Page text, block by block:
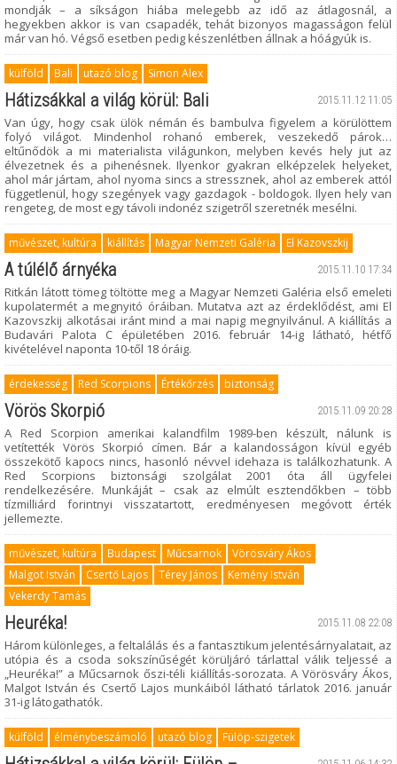
mondják – a síkságon hiába melegebb az idő az átlagosnál, a
hegyekben akkor is van csapadék, tehát bizonyos magasságon felül
már van hó. Végső esetben pedig készenlétben állnak a hóágyúk is.
külföld Bali utazó blog Simon Alex
2015.11.12 11:05
Hátizsákkal a világ körül: Bali
Van úgy, hogy csak ülök némán és bambulva figyelem a körülöttem
folyó világot. Mindenhol rohanó emberek, veszekedő párok…
eltűnődök a mi materialista világunkon, melyben kevés hely jut az
élvezetnek és a pihenésnek. Ilyenkor gyakran elképzelek helyeket,
ahol már jártam, ahol nyoma sincs a stressznek, ahol az emberek attól
függetlenül, hogy szegények vagy gazdagok - boldogok. Ilyen hely van
rengeteg, de most egy távoli indonéz szigetről szeretnék mesélni.
művészet, kultúra kiállítás Magyar Nemzeti Galéria El Kazovszkij
2015.11.10 17:34
A túlélő árnyéka
Ritkán látott tömeg töltötte meg a Magyar Nemzeti Galéria első emeleti
kupolatermét a megnyitó óráiban. Mutatva azt az érdeklődést, ami El
Kazovszkij alkotásai iránt mind a mai napig megnyilvánul. A kiállítás a
Budavári Palota C épületében 2016. február 14-ig látható, hétfő
kivételével naponta 10-től 18 óráig.
érdekesség Red Scorpions Értékőrzés biztonság
2015.11.09 20:28
Vörös Skorpió
A Red Scorpion amerikai kalandfilm 1989-ben készült, nálunk is
vetítették Vörös Skorpió címen. Bár a kalandosságon kívül egyéb
összekötő kapocs nincs, hasonló névvel idehaza is találkozhatunk. A
Red Scorpions biztonsági szolgálat 2001 óta áll ügyfelei
rendelkezésére. Munkáját – csak az elmúlt esztendőkben – több
tízmilliárd forintnyi visszatartott, eredményesen megóvott érték
jellemezte.
művészet, kultúra Budapest Műcsarnok
Vörösváry Ákos
Malgot István
Csertő Lajos Térey János
Kemény István
Vekerdy Tamás
2015.11.08 22:08
Heuréka!
Három különleges, a feltalálás és a fantasztikum jelentésárnyalatait, az
utópia és a csoda sokszínűségét körüljáró tárlattal válik teljessé a
„Heuréka!” a Műcsarnok őszi-téli kiállítás-sorozata. A Vörösváry Ákos,
Malgot István és Csertő Lajos munkáiból látható tárlatok 2016. január
31-ig látogathatók.
külföld élménybeszámoló utazó blog Fülöp-szigetek